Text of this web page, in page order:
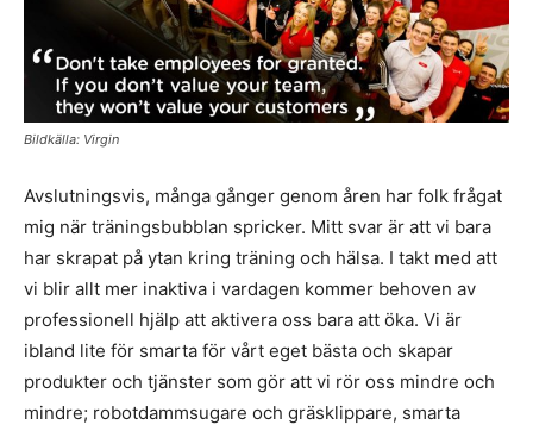
Bildkälla: Virgin
Avslutningsvis, många gånger genom åren har folk frågat
mig när träningsbubblan spricker. Mitt svar är att vi bara
har skrapat på ytan kring träning och hälsa. I takt med att
vi blir allt mer inaktiva i vardagen kommer behoven av
professionell hjälp att aktivera oss bara att öka. Vi är
ibland lite för smarta för vårt eget bästa och skapar
produkter och tjänster som gör att vi rör oss mindre och
mindre; robotdammsugare och gräsklippare, smarta